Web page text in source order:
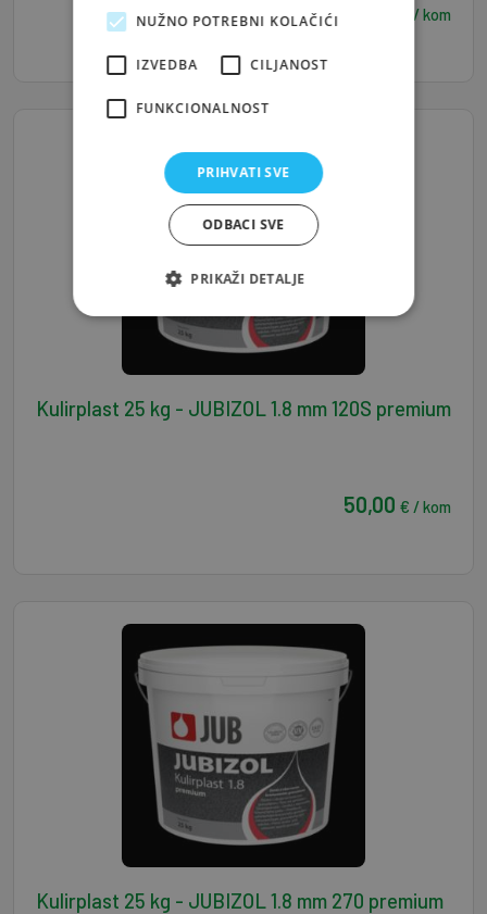
€ / kom
Kulirplast 25 kg - JUBIZOL 1.8 mm 120S premium
50,00 € / kom
Kulirplast 25 kg - JUBIZOL 1.8 mm 270 premium
NUŽNO POTREBNI KOLAČIĆI
IZVEDBA CILJANOST
FUNKCIONALNOST
PRIHVATI SVE
ODBACI SVE
PRIKAŽI DETALJE